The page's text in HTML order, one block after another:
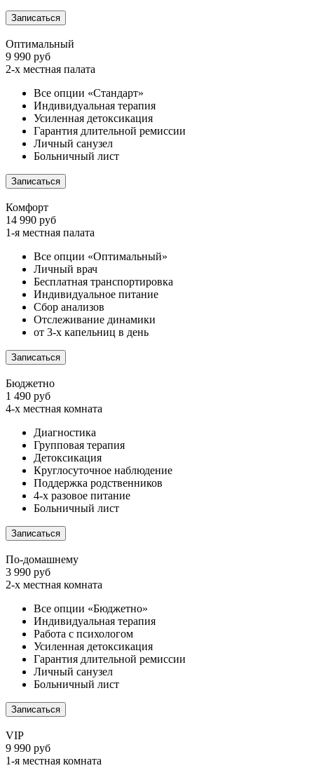
Записаться
Оптимальный
9 990 руб
2-х местная палата
Все опции «Стандарт»
Индивидуальная терапия
Усиленная детоксикация
Гарантия длительной ремиссии
Личный санузел
Больничный лист
Записаться
Комфорт
14 990 руб
1-я местная палата
Все опции «Оптимальный»
Личный врач
Бесплатная транспортировка
Индивидуальное питание
Сбор анализов
Отслеживание динамики
от 3-х капельниц в день
Записаться
Бюджетно
1 490 руб
4-х местная комната
Диагностика
Групповая терапия
Детоксикация
Круглосуточное наблюдение
Поддержка родственников
4-х разовое питание
Больничный лист
Записаться
По-домашнему
3 990 руб
2-х местная комната
Все опции «Бюджетно»
Индивидуальная терапия
Работа с психологом
Усиленная детоксикация
Гарантия длительной ремиссии
Личный санузел
Больничный лист
Записаться
VIP
9 990 руб
1-я местная комната